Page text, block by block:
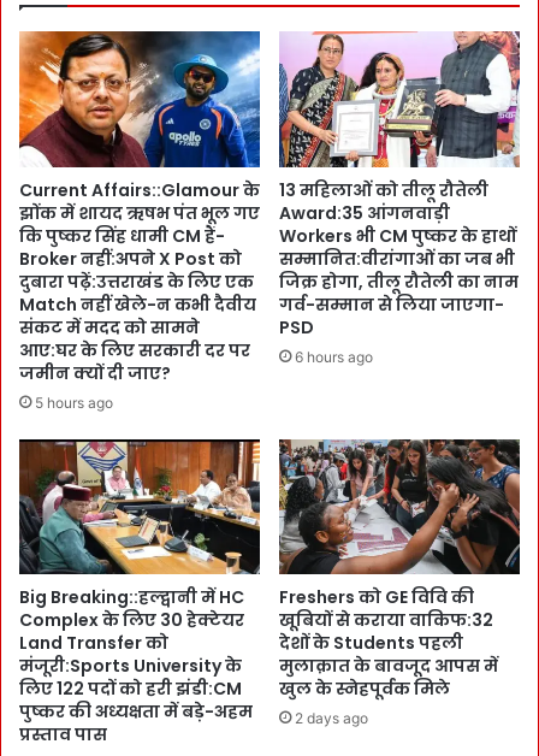
खं
ड
में
जो
खु
द
कि
या
,
वै
सा
क
रि
श्मा
क
र
खा
ने
के
लि
ए
भ
रा
जो
श
:
व
ल्ल
भ
g
P
o
i
n
t
-
अ
ति
क्र
म
ण
प
र
ब
र
गा
D
M
स
वि
न
बं
स
ल
का
चा
बु
Current Affairs::Glamour के
झोंक में शायद ऋषभ पंत भूल गए
कि पुष्कर सिंह धामी CM हैं-
Broker नहीं:अपने X Post को
दुबारा पढ़ें:उत्तराखंड के लिए एक
Match नहीं खेले-न कभी दैवीय
संकट में मदद को सामने
आए:घर के लिए सरकारी दर पर
जमीन क्यों दी जाए?
5 hours ago
13 महिलाओं को तीलू रौतेली
Award:35 आंगनवाड़ी
Workers भी CM पुष्कर के हाथों
सम्मानित:वीरांगाओं का जब भी
जिक्र होगा, तीलू रौतेली का नाम
गर्व-सम्मान से लिया जाएगा-
PSD
6 hours ago
Big Breaking::हल्द्वानी में HC
Complex के लिए 30 हेक्टेयर
Land Transfer को
मंजूरी:Sports University के
लिए 122 पदों को हरी झंडी:CM
पुष्कर की अध्यक्षता में बड़े-अहम
प्रस्ताव पास
Freshers को GE विवि की
खूबियों से कराया वाकिफ:32
देशों के Students पहली
मुलाक़ात के बावजूद आपस में
खुल के स्नेहपूर्वक मिले
2 days ago